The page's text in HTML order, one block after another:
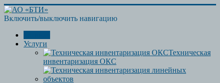
Включить/выключить навигацию
Услуги
Техническая
инвентаризация ОКС